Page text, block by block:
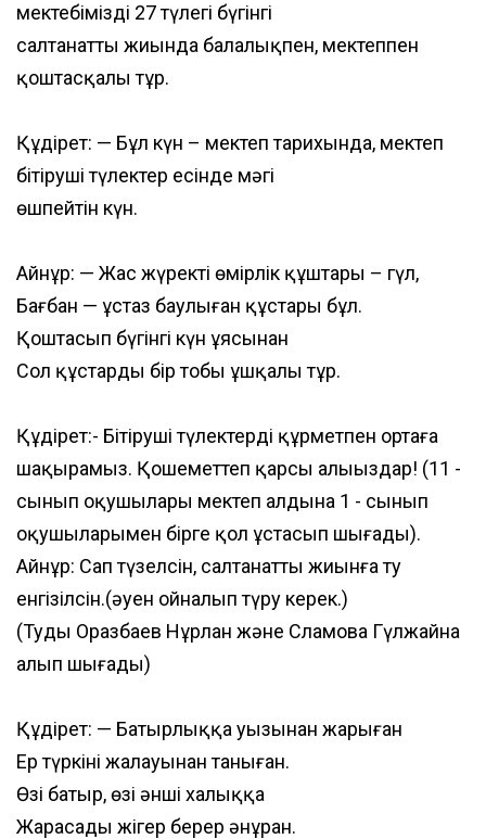
мектебіміздің 27 түлегі бүгінгі
салтанатты жиында балалықпен, мектеппен
қоштасқалы тұр.
Құдірет: — Бұл күн – мектеп тарихында, мектеп
бітіруші түлектер есінде мәңгі
өшпейтін күн.
Айнұр: — Жас жүректің өмірлік құштары – гүл,
Бағбан — ұстаз баулыған құстары бұл.
Қоштасып бүгінгі күн ұясынан
Сол құстардың бір тобы ұшқалы тұр.
Құдірет:- Бітіруші түлектерді құрметпен ортаға
шақырамыз. Қошеметтеп қарсы алыңыздар! (11 -
сынып оқушылары мектеп алдына 1 - сынып
оқушыларымен бірге қол ұстасып шығады).
Айнұр: Сап түзелсін, салтанатты жиынға ту
енгізілсін.(әуен ойналып түру керек.)
(Туды Оразбаев Нұрлан және Сламова Гүлжайна
алып шығады)
Құдірет: — Батырлыққа уызынан жарыған
Ер түркіні жалауынан таныған.
Өзі батыр, өзі әнші халыққа
Жарасады жігер берер әнұран.